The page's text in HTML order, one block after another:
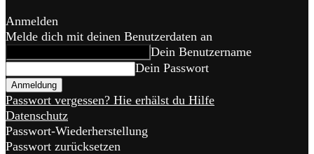
Anmelden
Melde dich mit deinen Benutzerdaten an
Dein Benutzername
Dein Passwort
Passwort vergessen? Hie erhälst du Hilfe
Datenschutz
Passwort-Wiederherstellung
Passwort zurücksetzen